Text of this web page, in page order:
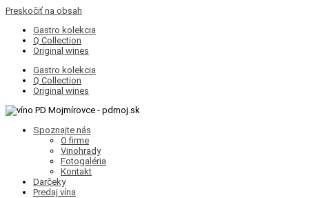
Preskočiť na obsah
Gastro kolekcia
Q Collection
Original wines
Gastro kolekcia
Q Collection
Original wines
Spoznajte nás
O firme
Vinohrady
Fotogaléria
Kontakt
Darčeky
Predaj vína